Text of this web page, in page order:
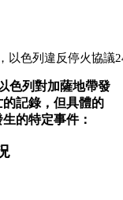
以色列違反停火協議
色列對加薩地帶發
記錄，但具體的
的特定事件：